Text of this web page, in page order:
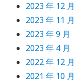
2023 年 12 月
2023 年 11 月
2023 年 9 月
2023 年 4 月
2022 年 12 月
2021 年 10 月